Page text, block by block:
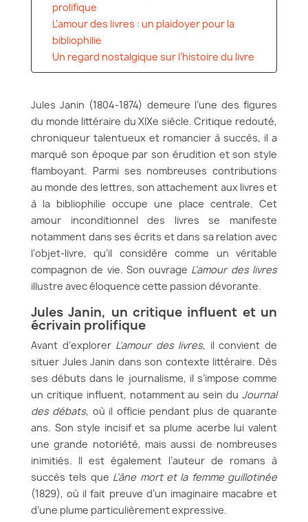
prolifique
L’amour des livres : un plaidoyer pour la
bibliophilie
Un regard nostalgique sur l’histoire du livre
Jules Janin (1804-1874) demeure l’une des figures
du monde littéraire du XIXe siècle. Critique redouté,
chroniqueur talentueux et romancier à succès, il a
marqué son époque par son érudition et son style
flamboyant. Parmi ses nombreuses contributions
au monde des lettres, son attachement aux livres et
à la bibliophilie occupe une place centrale. Cet
amour inconditionnel des livres se manifeste
notamment dans ses écrits et dans sa relation avec
l’objet-livre, qu’il considère comme un véritable
compagnon de vie. Son ouvrage L’amour des livres
illustre avec éloquence cette passion dévorante.
Jules Janin, un critique influent et un
écrivain prolifique
Avant d’explorer L’amour des livres, il convient de
situer Jules Janin dans son contexte littéraire. Dès
ses débuts dans le journalisme, il s’impose comme
un critique influent, notamment au sein du Journal
des débats, où il officie pendant plus de quarante
ans. Son style incisif et sa plume acerbe lui valent
une grande notoriété, mais aussi de nombreuses
inimitiés. Il est également l’auteur de romans à
succès tels que L’âne mort et la femme guillotinée
(1829), où il fait preuve d’un imaginaire macabre et
d’une plume particulièrement expressive.